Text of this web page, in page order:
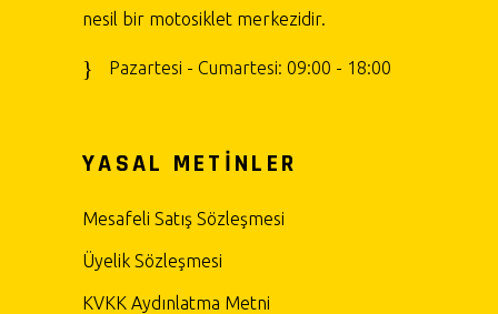
nesil bir motosiklet merkezidir.
Pazartesi - Cumartesi: 09:00 - 18:00
YASAL METİNLER
Mesafeli Satış Sözleşmesi
Üyelik Sözleşmesi
KVKK Aydınlatma Metni